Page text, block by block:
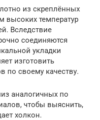
из скреплённых
высоких температур
Вследствие
соединяются
укладки
изготовить
по своему качеству.
аналогичных по
чтобы выяснить,
холкон.